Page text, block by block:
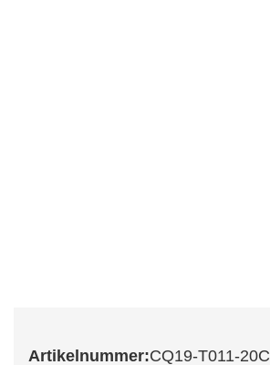
Artikelnummer:CQ19-T011-20C